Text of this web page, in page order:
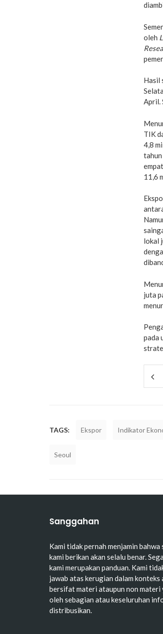
oleh
Hasil
April.
TIK
4,8
tahun
11,6
lokal
juta
pada
TAGS: Ekspor Indikator
Seoul
Sanggahan
Kami tidak pernah menjamin
kami berikan akan selalu benar.
kami merupakan panduan. Kami
jawab atas kerugian dalam konteks
bersifat materi ataupun non materi
oleh sebagian atau keseluruhan
distribusikan.